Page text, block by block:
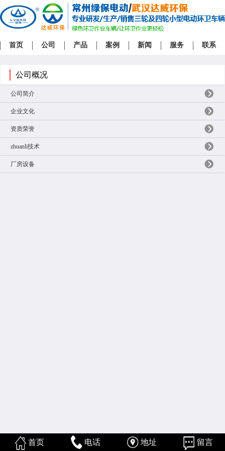
首页 公司 产品 案例 新闻 服务 联系
公司概况
公司简介
企业文化
资质荣誉
zhuanli技术
厂房设备
首页 电话 地址 留言